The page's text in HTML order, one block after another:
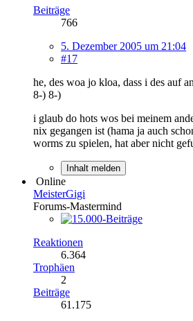
Beiträge
766
5. Dezember 2005 um 21:04
#17
he, des woa jo kloa, dass i des auf
8-) 8-)
i glaub do hots wos bei meinem
nix gegangen ist (hama ja auch
worms zu spielen, hat aber nicht
Inhalt melden
Online
MeisterGigi
Forums-Mastermind
Reaktionen
6.364
Trophäen
2
Beiträge
61.175